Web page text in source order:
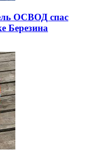
ОСВОД спас
Березина